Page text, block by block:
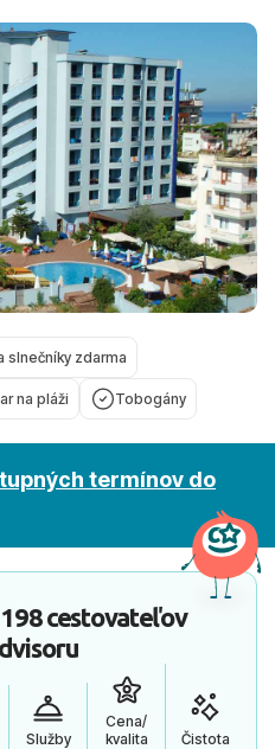
slnečníky zdarma
na pláži Tobogány
termínov do
198 cestovateľov
Služby
Cena/
kvalita
Čistota